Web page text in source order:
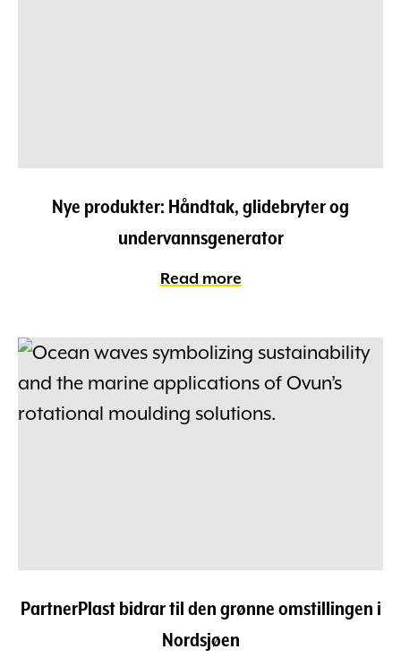
Nye produkter: Håndtak, glidebryter og
undervannsgenerator
Read more
PartnerPlast bidrar til den grønne omstillingen i
Nordsjøen